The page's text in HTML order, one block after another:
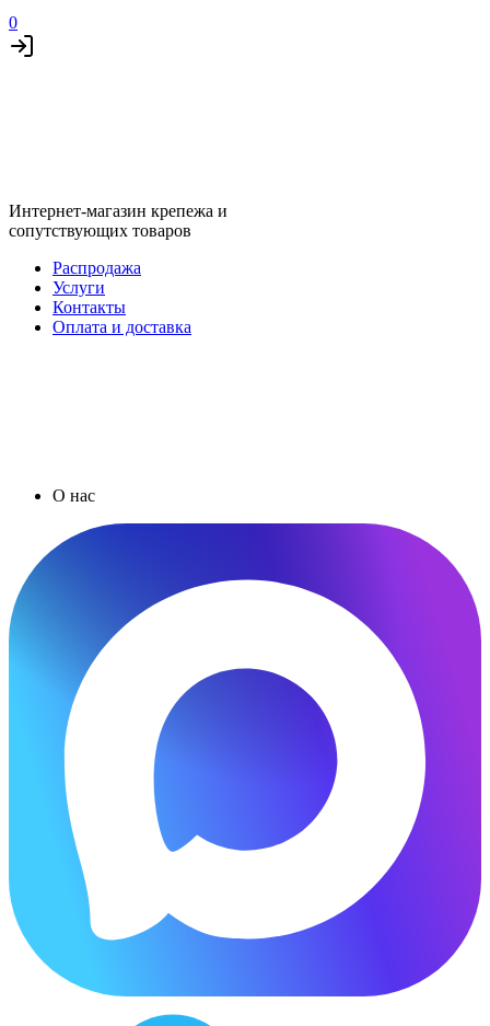
0
Интернет-магазин крепежа и
сопутствующих товаров
Распродажа
Услуги
Контакты
Оплата и доставка
О нас